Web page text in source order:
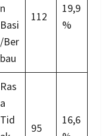
n
Basi
/Ber
bau
112
19,9
%
Ras
a
Tid
95
16,6